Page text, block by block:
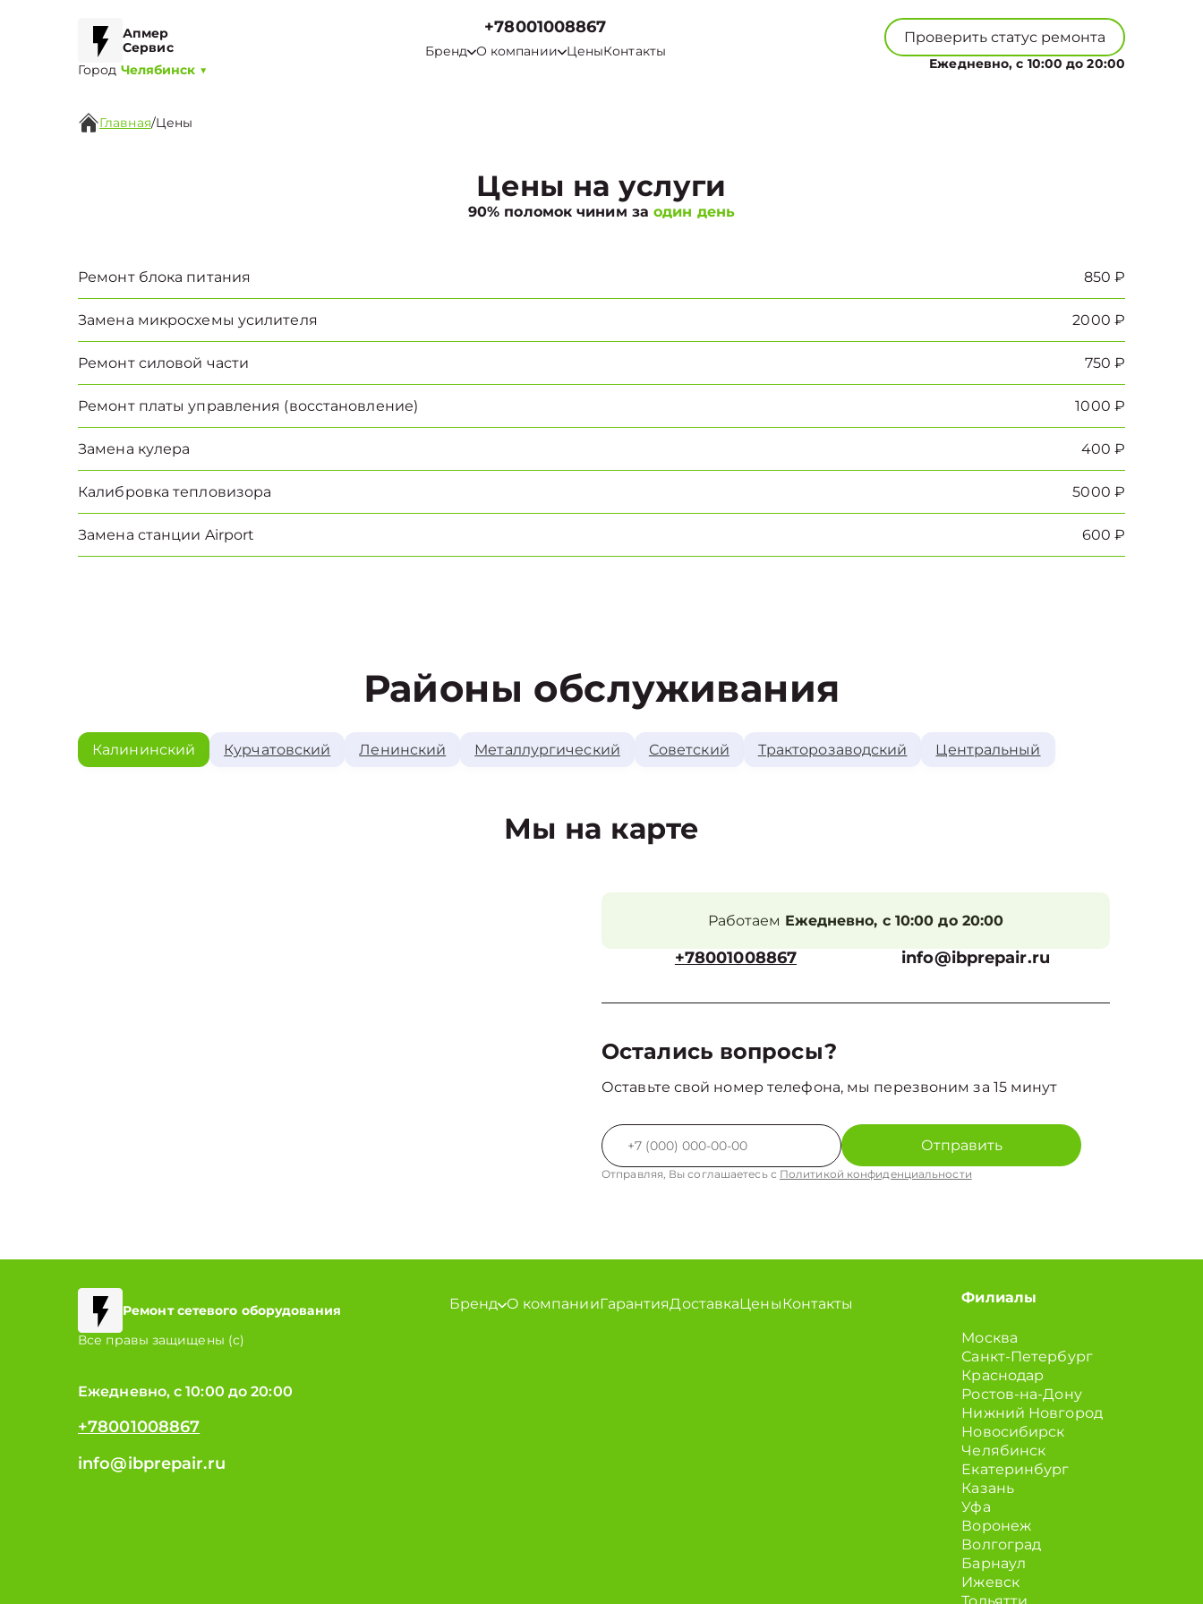
Апмер
Сервис
Город Челябинск ▼
+78001008867
Бренд О компании ЦеныКонтакты
Проверить статус ремонта
Ежедневно, с 10:00 до 20:00
Главная/Цены
Цены на услуги
90% поломок чиним заодин день
Ремонт блока питания 850 ₽
Замена микросхемы усилителя 2000 ₽
Ремонт силовой части 750 ₽
Ремонт платы управления (восстановление) 1000 ₽
Замена кулера 400 ₽
Калибровка тепловизора 5000 ₽
Замена станции Airport 600 ₽
Районы обслуживания
Калининский Курчатовский Ленинский Металлургический Советский Тракторозаводский Центральный
Мы на карте
Работаем Ежедневно, с 10:00 до 20:00
+78001008867 info@ibprepair.ru
Остались вопросы?
Оставьте свой номер телефона, мы перезвоним за 15 минут
Отправить
Отправляя, Вы соглашаетесь с Политикой конфиденциальности
Ремонт сетевого оборудования
Все правы защищены (с)
Ежедневно, с 10:00 до 20:00
+78001008867
info@ibprepair.ru
Бренд О компанииГарантияДоставкаЦеныКонтакты Филиалы
Москва
Санкт-Петербург
Краснодар
Ростов-на-Дону
Нижний Новгород
Новосибирск
Челябинск
Екатеринбург
Казань
Уфа
Воронеж
Волгоград
Барнаул
Ижевск